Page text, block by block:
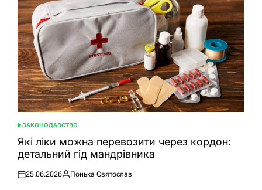
ОПУБЛІКУВАТИ
У
ЗАКОНОДАВСТВО
Які ліки можна перевозити через кордон:
детальний гід мандрівника
Оприлюднено
25.06.2026
Опубліковано
Понька Святослав